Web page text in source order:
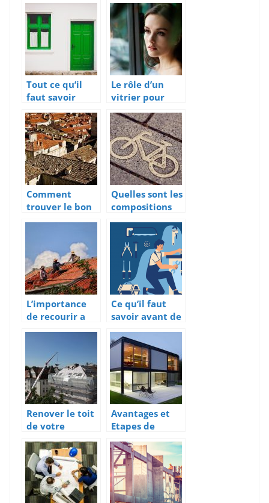
travaux à la
maison
durable ?
Tout ce qu’il
faut savoir
pour bien poser
ses portes et
fenêtres
Le rôle d’un
vitrier pour
l’installation de
baies vitrées
Comment
trouver le bon
couvreur
votre toit
Quelles sont les
compositions
des marquages
au sol ?
L’importance
de recourir a
un couvreur
Ce qu’il faut
savoir avant de
renover sa
plomberie
Renover le toit
de votre
maison : les
principaux
enjeux
Avantages et
Etapes de
construction
d’un batiment
a ossature
metallique.